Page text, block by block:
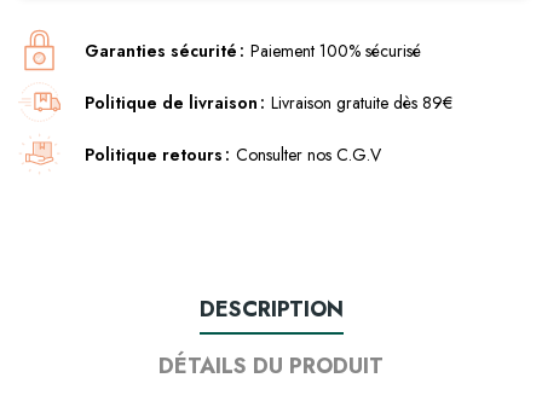
Garanties sécurité Paiement 100% sécurisé
Politique de livraison Livraison gratuite dès 89€
Politique retours Consulter nos C.G.V
DESCRIPTION
DÉTAILS DU PRODUIT